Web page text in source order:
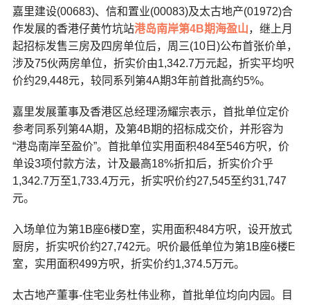
嘉里建设(00683)、信和置业(00083)及太古地产(01972)合
作发展的香港仔黄竹坑站港岛南岸第4B期海盈山，继上月
起招标发售三房及四房单位后，周三(10日)公布首张价单，
涉及75伙两房单位，折实价由1,342.7万元起，折实平均呎
价约29,448元，较同系列第4A期3年前首批高约5%。
嘉里发展董事及香港区总经理汤耀宗表示，首批单位定价
参考同系列第4A期，及第4B期的招标成交价，并形容为
“港岛南岸至盈价”。首批单位实用面积484至546方呎，价
单设3项付款方法，计及最高18%折扣后，折实价介乎
1,342.7万至1,733.4万元，折实呎价约27,545至约31,747
元。
入场单位为第1B座6楼D室，实用面积484方呎，设开放式
厨房，折实呎价约27,742元。呎价最低单位为第1B座6楼E
室，实用面积499方呎，折实价约1,374.5万元。
太古地产董事-住宅业务杜伟业称，首批单位均向内园。目